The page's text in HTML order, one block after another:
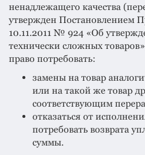
ненадлежащего качества
утвержден Постановлением
10.11.2011 № 924 «Об
технически сложных
право потребовать:
замены на товар
или на такой же товар
соответствующим
отказаться от
потребовать возврата
суммы.